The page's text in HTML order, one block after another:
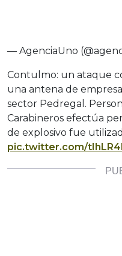
— AgenciaUno
Contulmo: un ataque
una antena de
sector Pedregal.
Carabineros efectúa
de explosivo fue
pic.twitter.com/